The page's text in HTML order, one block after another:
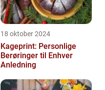
18 oktober 2024
Kageprint: Personlige
Berøringer til Enhver
Anledning